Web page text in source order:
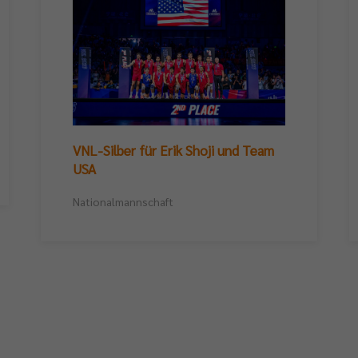
VNL-Silber für Erik Shoji und Team
USA
Nationalmannschaft